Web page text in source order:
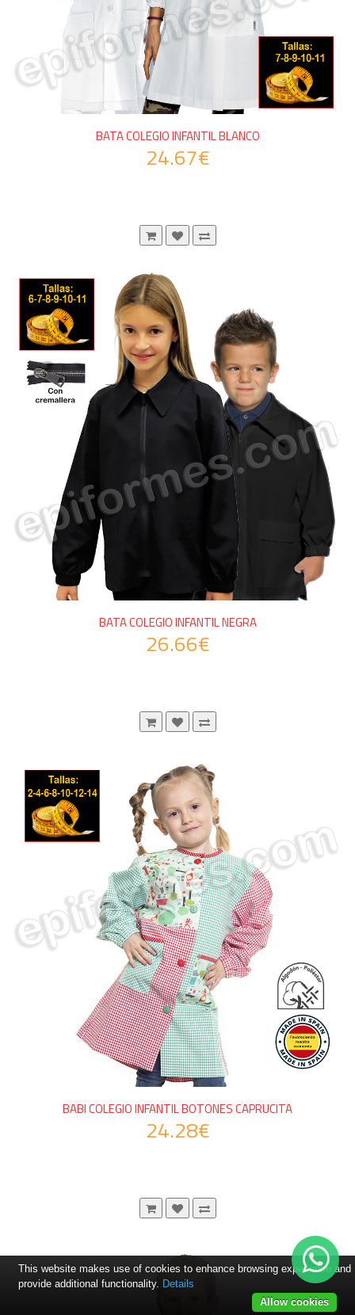
BATA COLEGIO INFANTIL BLANCO
24.67€
BATA COLEGIO INFANTIL NEGRA
26.66€
BABI COLEGIO INFANTIL BOTONES CAPRUCITA
24.28€
This website makes use of cookies to enhance browsing experience and
provide additional functionality. Details
Allow cookies